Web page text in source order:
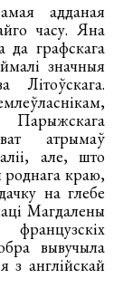
адданая
часу. Яна
да графскага
значныя
атрымаў
але, што
краю,
на глебе
Магдалены
вывучыла
з англійскай